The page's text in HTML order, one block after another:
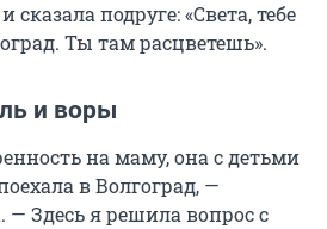
подруге: «Света, тебе
Ты там расцветешь».
и воры
на маму, она с детьми
в Волгоград, —
— Здесь я решила вопрос с